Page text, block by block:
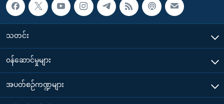
သတင်း
၀န်ဆောင်မှုများ
အပတ်စဉ်ကဏ္ဍများ